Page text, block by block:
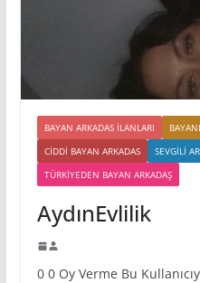
BAYAN ARKADAS ILANLARI
CIDDI BAYAN ARKADAS
SEVGILI
TÜRKIYEDEN BAYAN ARKADAŞ
AydınEvlilik
0 0 Oy Verme Bu